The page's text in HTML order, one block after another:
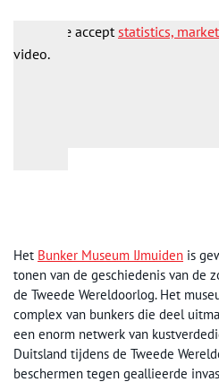
Please acceptstatistics,
video.
Het Bunker Museum IJmuiden is
tonen van de geschiedenis van de
de Tweede Wereldoorlog. Het
complex van bunkers die deel
een enorm netwerk van
Duitsland tijdens de Tweede
beschermen tegen geallieerde